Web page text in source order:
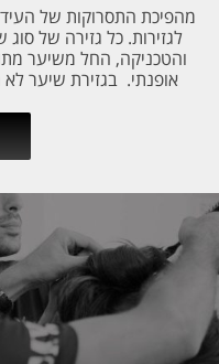
מהפיכת התסרוקות של
לגזירות. כל גזירה של
והטכניקה, החל משיער
אופנתי. בגזירת שיער